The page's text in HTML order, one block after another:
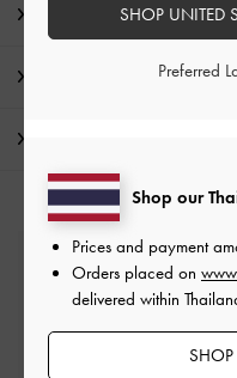
รายละเอียดสินค้า แล
บริการจัดส่ง
เมื่อช้อปครบ
Shop our
Prices and payment
Orders placed on
delivered within
SHOP
SHOP UNITED
Preferred